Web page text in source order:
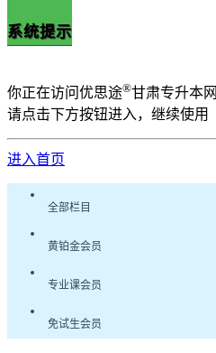
系统提示
你正在访问优思途®甘肃专升本网
请点击下方按钮进入，继续使用
进入首页
全部栏目
黄铂金会员
专业课会员
免试生会员